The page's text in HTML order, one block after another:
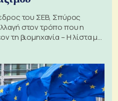
του ΣΕΒ, Σπύρος
στον τρόπο που η
τη βιομηχανία – Η λίστα με